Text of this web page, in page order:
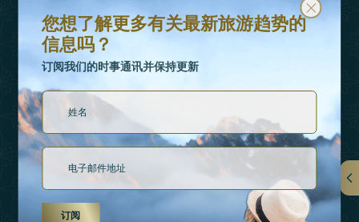
微信没有:+442034682356
+971552944761
您想了解更多有关最新旅游趋势的
信息吗？
订阅我们的时事通讯并保持更新
订阅